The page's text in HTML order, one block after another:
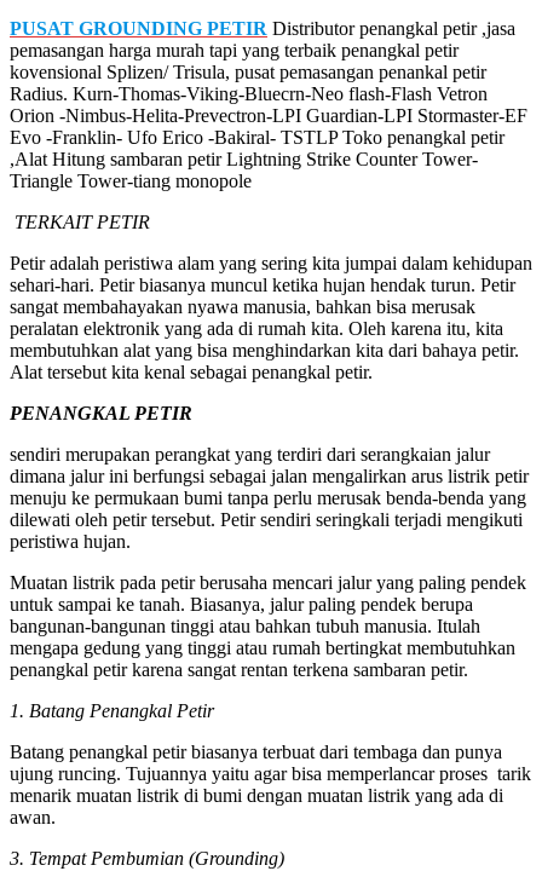
PUSAT GROUNDING PETIR Distributor penangkal petir ,jasa
pemasangan harga murah tapi yang terbaik penangkal petir
kovensional Splizen/ Trisula, pusat pemasangan penankal petir
Radius. Kurn-Thomas-Viking-Bluecrn-Neo flash-Flash Vetron
Orion -Nimbus-Helita-Prevectron-LPI Guardian-LPI Stormaster-EF
Evo -Franklin- Ufo Erico -Bakiral- TSTLP Toko penangkal petir
,Alat Hitung sambaran petir Lightning Strike Counter Tower-
Triangle Tower-tiang monopole
TERKAIT PETIR
Petir adalah peristiwa alam yang sering kita jumpai dalam kehidupan
sehari-hari. Petir biasanya muncul ketika hujan hendak turun. Petir
sangat membahayakan nyawa manusia, bahkan bisa merusak
peralatan elektronik yang ada di rumah kita. Oleh karena itu, kita
membutuhkan alat yang bisa menghindarkan kita dari bahaya petir.
Alat tersebut kita kenal sebagai penangkal petir.
PENANGKAL PETIR
sendiri merupakan perangkat yang terdiri dari serangkaian jalur
dimana jalur ini berfungsi sebagai jalan mengalirkan arus listrik petir
menuju ke permukaan bumi tanpa perlu merusak benda-benda yang
dilewati oleh petir tersebut. Petir sendiri seringkali terjadi mengikuti
peristiwa hujan.
Muatan listrik pada petir berusaha mencari jalur yang paling pendek
untuk sampai ke tanah. Biasanya, jalur paling pendek berupa
bangunan-bangunan tinggi atau bahkan tubuh manusia. Itulah
mengapa gedung yang tinggi atau rumah bertingkat membutuhkan
penangkal petir karena sangat rentan terkena sambaran petir.
1. Batang Penangkal Petir
Batang penangkal petir biasanya terbuat dari tembaga dan punya
ujung runcing. Tujuannya yaitu agar bisa memperlancar proses tarik
menarik muatan listrik di bumi dengan muatan listrik yang ada di
awan.
3. Tempat Pembumian (Grounding)